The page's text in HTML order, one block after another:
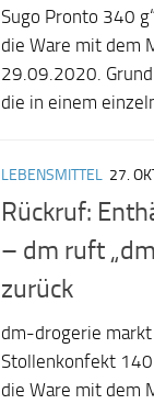
Sugo Pronto 340
die Ware mit dem
29.09.2020.
die in einem
LEBENSMITTEL 27.
Rückruf:
– dm ruft
zurück
dm-drogerie
Stollenkonfekt
die Ware mit dem